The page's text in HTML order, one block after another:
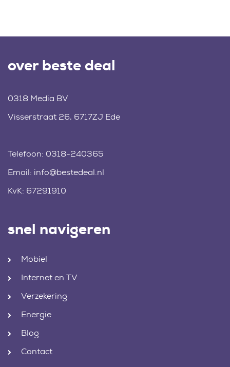
over beste deal
0318 Media BV
Visserstraat 26, 6717ZJ Ede
Telefoon: 0318-240365
Email: info@bestedeal.nl
KvK: 67291910
snel navigeren
Mobiel
Internet en TV
Verzekering
Energie
Blog
Contact